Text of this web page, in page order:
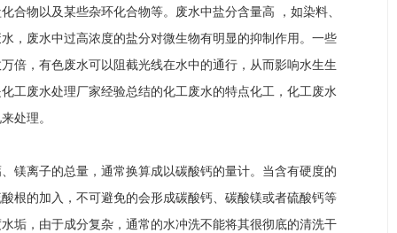
物以及某些杂环化合物等。废水中盐分含量高 ，如染料、
，废水中过高浓度的盐分对微生物有明显的抑制作用。一些
倍，有色废水可以阻截光线在水中的通行，从而影响水生生
工废水处理厂家经验总结的化工废水的特点化工，化工废水
处理。
镁离子的总量，通常换算成以碳酸钙的量计。当含有硬度的
根的加入，不可避免的会形成碳酸钙、碳酸镁或者硫酸钙等
垢，由于成分复杂，通常的水冲洗不能将其很彻底的清洗干